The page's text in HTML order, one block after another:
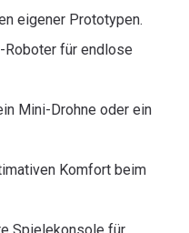
eigener Prototypen.
Roboter für endlose
Mini-Drohne oder ein
Komfort beim